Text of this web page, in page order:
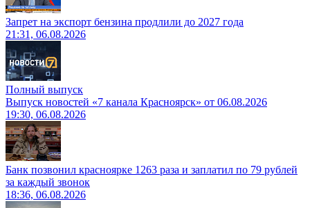
Запрет на экспорт бензина продлили до 2027 года
21:31, 06.08.2026
Полный выпуск
Выпуск новостей «7 канала Красноярск» от 06.08.2026
19:30, 06.08.2026
Банк позвонил красноярке 1263 раза и заплатил по 79 рублей
за каждый звонок
18:36, 06.08.2026